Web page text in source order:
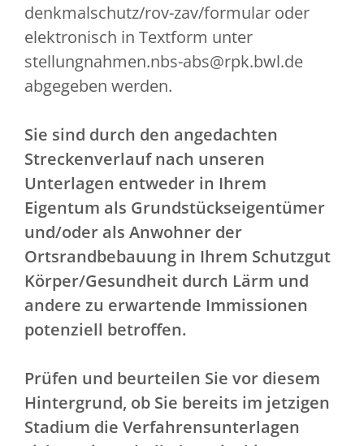
denkmalschutz/rov-zav/formular oder
elektronisch in Textform unter
stellungnahmen.nbs-abs@rpk.bwl.de
abgegeben werden.
Sie sind durch den angedachten
Streckenverlauf nach unseren
Unterlagen entweder in Ihrem
Eigentum als Grundstückseigentümer
und/oder als Anwohner der
Ortsrandbebauung in Ihrem Schutzgut
Körper/Gesundheit durch Lärm und
andere zu erwartende Immissionen
potenziell betroffen.
Prüfen und beurteilen Sie vor diesem
Hintergrund, ob Sie bereits im jetzigen
Stadium die Verfahrensunterlagen